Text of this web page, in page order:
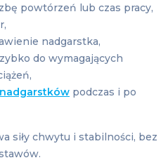
powtórzeń lub czas pracy,
nadgarstka,
do wymagających
podczas i po
siły chwytu i stabilności, bez